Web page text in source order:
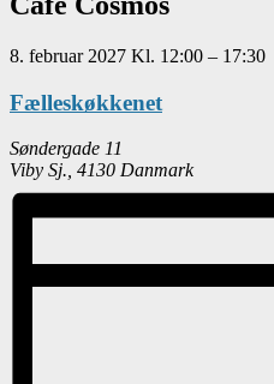
8. februar 2027 Kl. 12:00 – 17:30
Fælleskøkkenet
Søndergade 11
Viby Sj. 4130 Danmark